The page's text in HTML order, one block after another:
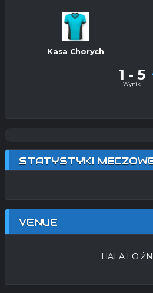
Kasa Chorych
1 - 5
Wynik
STATYSTYKI
VENUE
HALA LO